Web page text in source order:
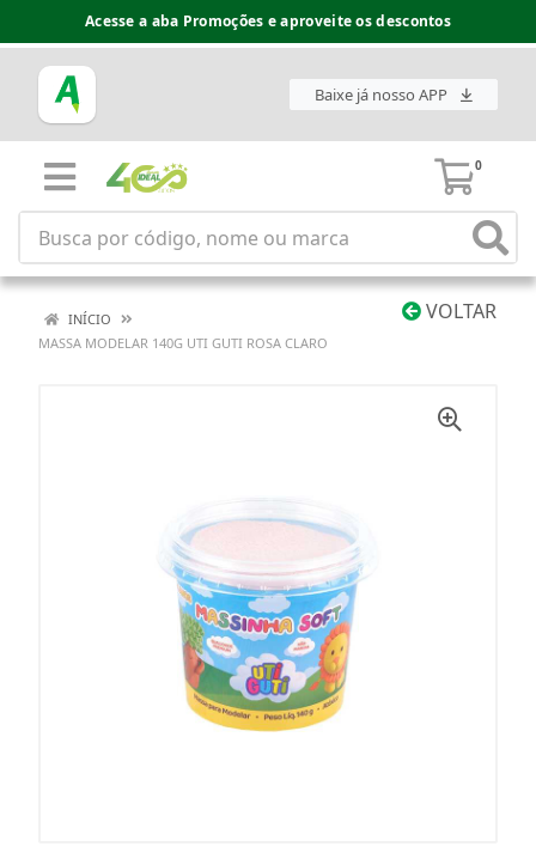
Acesse a aba Promoções e aproveite os descontos
Baixe já nosso APP
0
VOLTAR
INÍCIO
MASSA MODELAR 140G UTI GUTI ROSA CLARO